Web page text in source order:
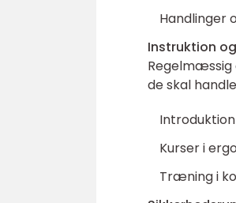
Handlinger
Instruktion
de skal
Kurser i
Træning i